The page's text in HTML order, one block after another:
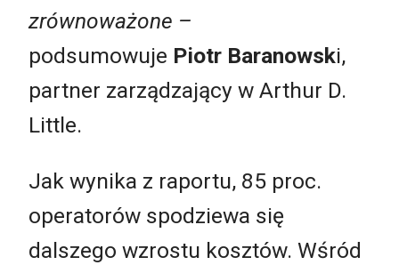
zrównoważone –
podsumowuje Piotr Baranowski,
partner zarządzający w Arthur D.
Little.
Jak wynika z raportu, 85 proc.
operatorów spodziewa się
dalszego wzrostu kosztów. Wśród